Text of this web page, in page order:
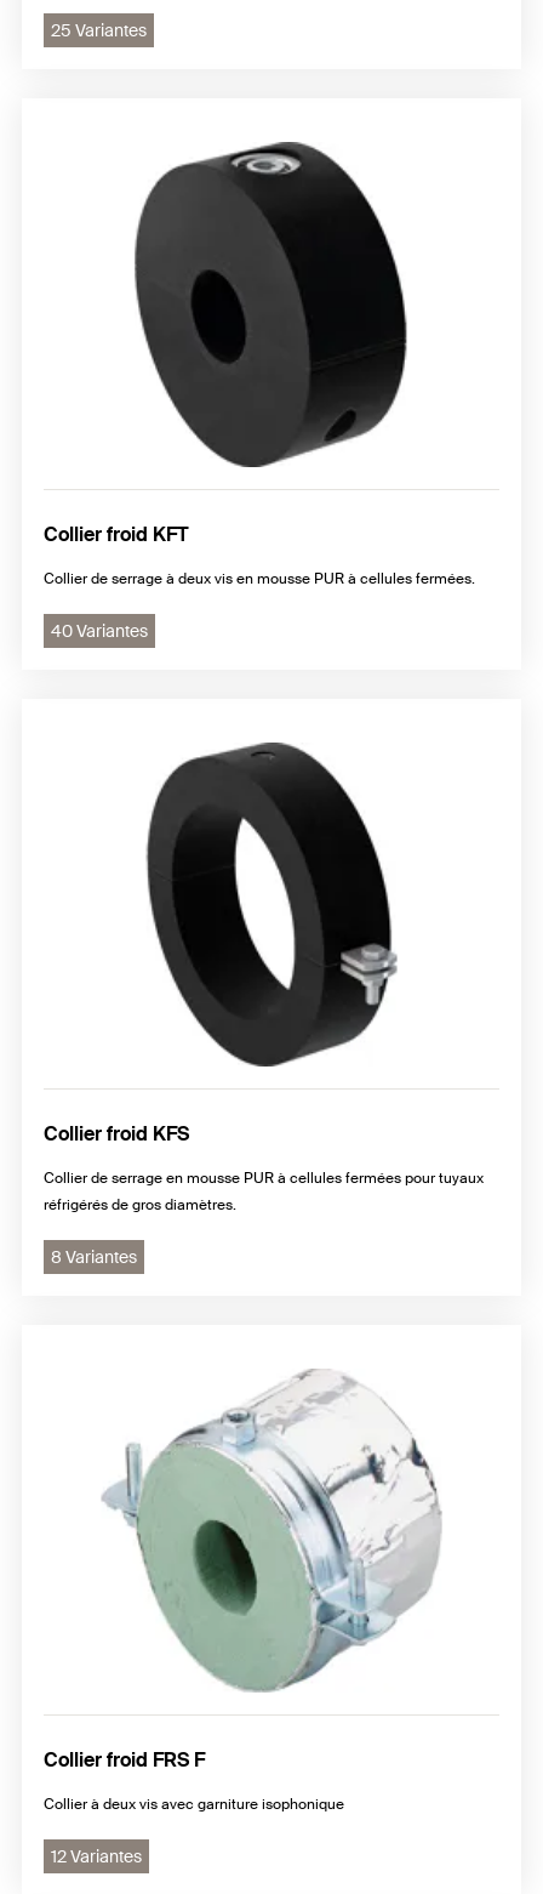
25 Variantes
Collier froid KFT
Collier de serrage à deux vis en mousse PUR à cellules fermées.
40 Variantes
Collier froid KFS
Collier de serrage en mousse PUR à cellules fermées pour tuyaux
réfrigérés de gros diamètres.
8 Variantes
Collier froid FRS F
Collier à deux vis avec garniture isophonique
12 Variantes